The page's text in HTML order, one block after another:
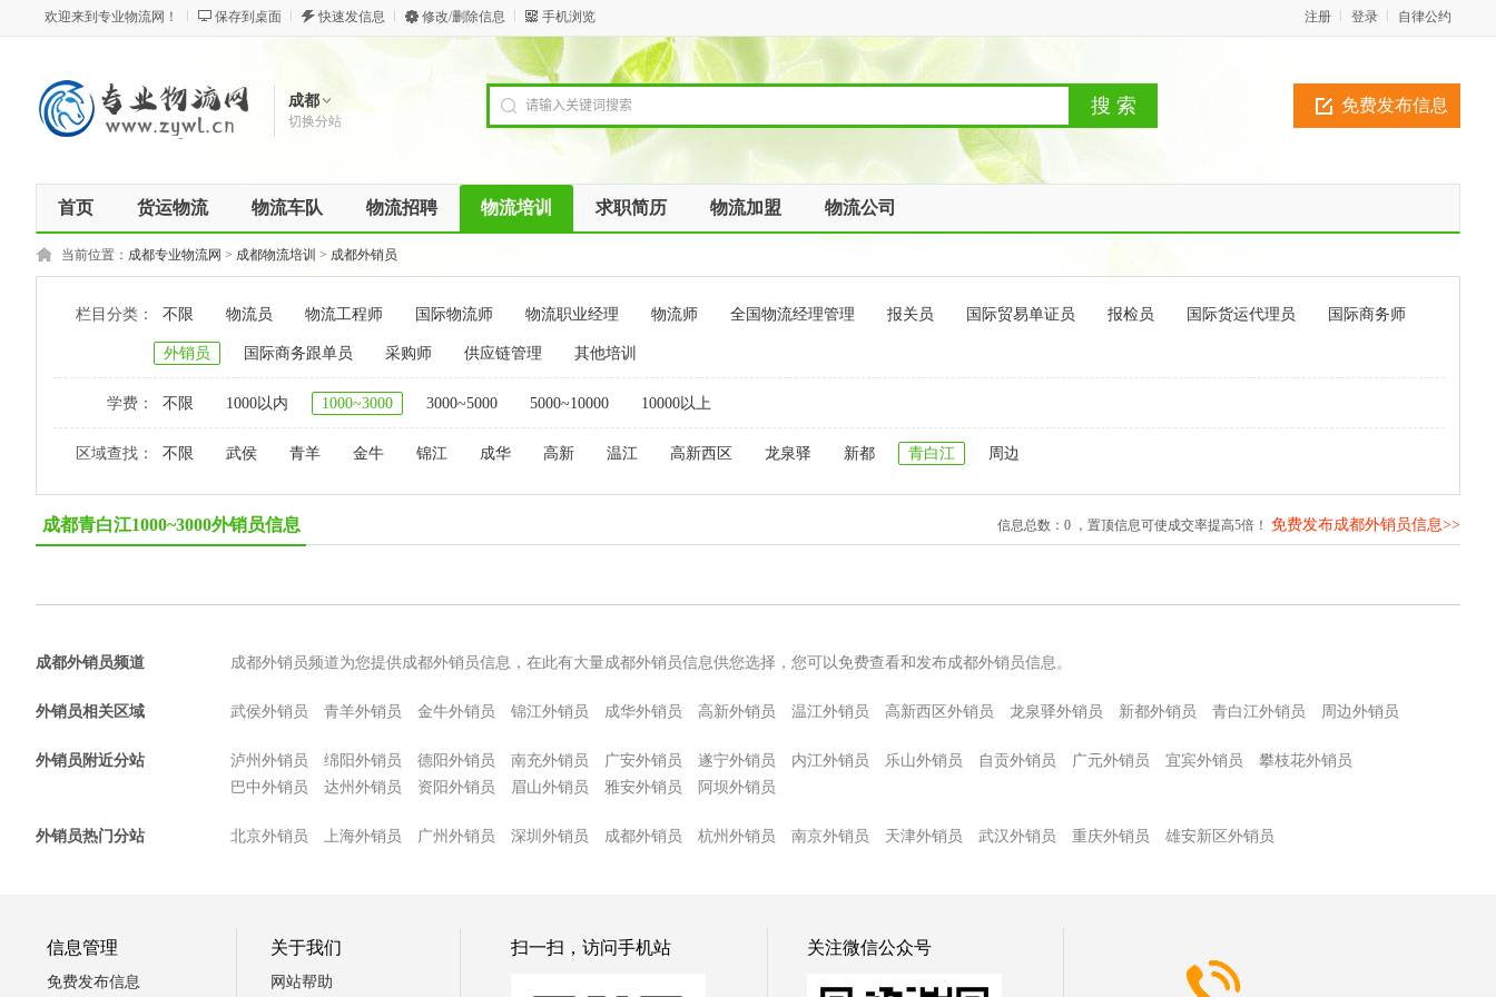
欢迎来到专业物流网！ 保存到桌面 快速发信息 修改/删除信息 手机浏览 自律公约
登录
注册
成都
切换分站
免费发布信息
首页 货运物流 物流车队 物流招聘 物流培训 求职简历 物流加盟 物流公司
当前位置： 成都专业物流网 > 成都物流培训 > 成都外销员
栏目分类： 不限 物流员 物流工程师 国际物流师 物流职业经理 物流师 全国物流经理管理 报关员 国际贸易单证员 报检员 国际货运代理员 国际商务师
外销员 国际商务跟单员 采购师 供应链管理 其他培训
学费： 不限 1000以内 1000~3000 3000~5000 5000~10000 10000以上
区域查找： 不限 武侯 青羊 金牛 锦江 成华 高新 温江 高新西区 龙泉驿 新都 青白江 周边
成都青白江1000~3000外销员信息 信息总数： 0 ，置顶信息可使成交率提高5倍！ 免费发布成都外销员信息>>
成都外销员频道 成都外销员频道为您提供成都外销员信息，在此有大量成都外销员信息供您选择，您可以免费查看和发布成都外销员信息。
外销员相关区域 武侯外销员 青羊外销员 金牛外销员 锦江外销员 成华外销员 高新外销员 温江外销员 高新西区外销员 龙泉驿外销员 新都外销员 青白江外销员 周边外销员
外销员附近分站 泸州外销员 绵阳外销员 德阳外销员 南充外销员 广安外销员 遂宁外销员 内江外销员 乐山外销员 自贡外销员 广元外销员 宜宾外销员
攀枝花外销员
巴中外销员
达州外销员 资阳外销员 眉山外销员 雅安外销员 阿坝外销员
外销员热门分站 北京外销员 上海外销员 广州外销员 深圳外销员 成都外销员 杭州外销员 南京外销员 天津外销员 武汉外销员 重庆外销员 雄安新区外销员
信息管理
免费发布信息
关于我们
网站帮助
扫一扫，访问手机站 关注微信公众号